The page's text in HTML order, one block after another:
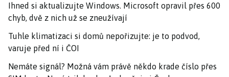
Ihned si aktualizujte Windows. Microsoft opravil přes 600
chyb, dvě z nich už se zneužívají
Tuhle klimatizaci si domů nepořizujte: je to podvod,
varuje před ní i ČOI
Nemáte signál? Možná vám právě někdo krade číslo přes